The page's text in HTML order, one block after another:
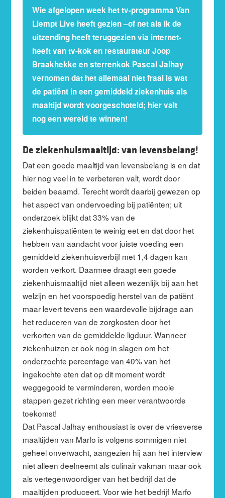
Wie afgelopen week het tv-programma Van
Liempt Live heeft gezien –of net als ik de
uitzending heeft teruggezien via internet-
heeft van tv-kok en restaurateur Joop
Braakhekke en sterrenkok Pascal Jalhay
vernomen dat het allemaal niet fraai is wat
de patiënt in een gemiddeld ziekenhuis als
maaltijd wordt voorgeschoteld; hier valt
nog een wereld te winnen!
De ziekenhuismaaltijd: van levensbelang!
Dat een goede maaltijd van levensbelang is en dat
hier nog veel in te verbeteren valt, wordt door
beiden beaamd. Terecht wordt daarbij gewezen op
het aspect van ondervoeding bij patiënten; uit
onderzoek blijkt dat 33% van de
ziekenhuispatiënten te weinig eet en dat door het
hebben van aandacht voor juiste voeding een
gemiddeld ziekenhuisverbijf met 1,4 dagen kan
worden verkort. Daarmee draagt een goede
ziekenhuismaaltijd niet alleen wezenlijk bij aan het
welzijn en het voorspoedig herstel van de patiënt
maar levert tevens een waardevolle bijdrage aan
het reduceren van de zorgkosten door het
verkorten van de gemiddelde ligduur. Wanneer
ziekenhuizen er ook nog in slagen om het
onderzochte percentage van 40% van het
ingekochte eten dat op dit moment wordt
weggegooid te verminderen, worden mooie
stappen gezet richting een meer verantwoorde
toekomst!
Dat Pascal Jalhay enthousiast is over de vriesverse
maaltijden van Marfo is volgens sommigen niet
geheel onverwacht, aangezien hij aan het interview
niet alleen deelneemt als culinair vakman maar ook
als vertegenwoordiger van het bedrijf dat de
maaltijden produceert. Voor wie het bedrijf Marfo